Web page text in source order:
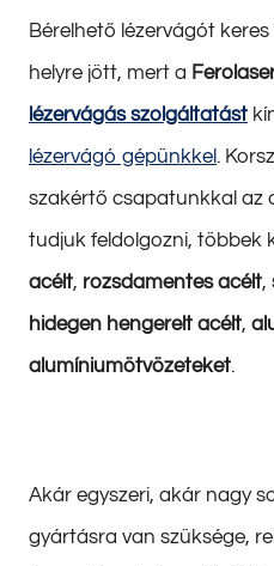
Bérelhető lézervágót
helyre jött, mert a
lézervágás szolgáltatást
lézervágó gépünkkel .
szakértő csapatunkkal az
tudjuk feldolgozni, többek
acélt, rozsdamentes acélt,
hidegen hengerelt acélt,
alumíniumötvözeteket.
Akár egyszeri, akár nagy
gyártásra van szüksége,